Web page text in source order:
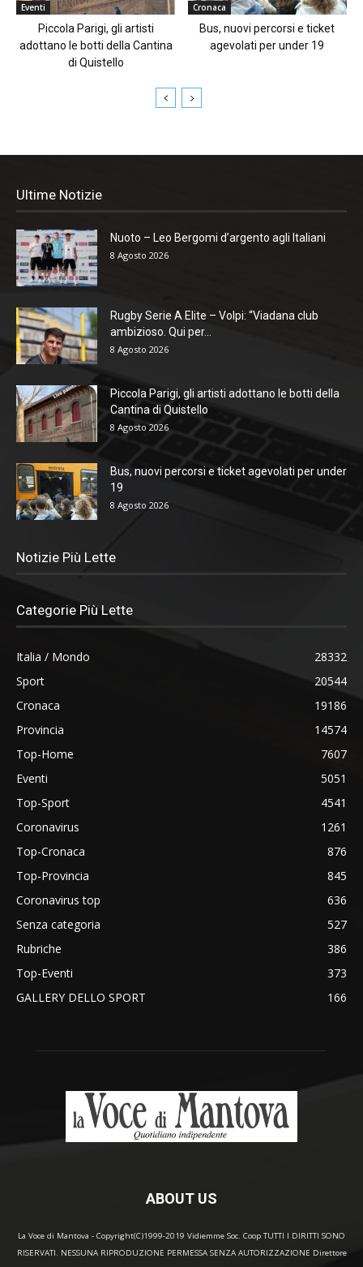
Eventi
Piccola Parigi, gli artisti
adottano le botti della Cantina
di Quistello
Cronaca
Bus, nuovi percorsi e ticket
agevolati per under 19
Ultime Notizie
Nuoto – Leo Bergomi d’argento agli Italiani
8 Agosto 2026
Rugby Serie A Elite – Volpi: “Viadana club
ambizioso. Qui per...
8 Agosto 2026
Piccola Parigi, gli artisti adottano le botti della
Cantina di Quistello
8 Agosto 2026
Bus, nuovi percorsi e ticket agevolati per under
19
8 Agosto 2026
Notizie Più Lette
Categorie Più Lette
Italia / Mondo
28332
Sport
20544
Cronaca
19186
Provincia
14574
Top-Home
7607
Eventi
5051
Top-Sport
4541
Coronavirus
1261
Top-Cronaca
876
Top-Provincia
845
Coronavirus top
636
Senza categoria
527
Rubriche
386
Top-Eventi
373
GALLERY DELLO SPORT
166
ABOUT US
La Voce di Mantova - Copyright(C)1999-2019 Vidiemme Soc. Coop TUTTI I DIRITTI SONO
RISERVATI. NESSUNA RIPRODUZIONE PERMESSA SENZA AUTORIZZAZIONE Direttore